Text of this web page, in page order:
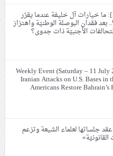
التحليل السياسيّ [10]: ما خيارات آل خليفة عندما يقرّر
فقدان البوصلة الوطنيّة واهتزاز
الأجنبيّة ذات جدوى؟
Weekly Event (Saturday – 11
Iranian Attacks on U.S. Bases
Americans Restore
جلساتها لعلماء الشيعة وتزعم